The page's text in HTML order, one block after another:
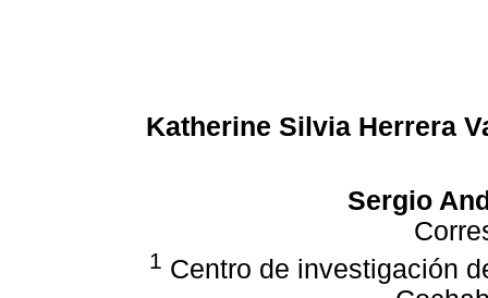
Katherine Silvia Herrera
Sergio
1 Centro de investigación